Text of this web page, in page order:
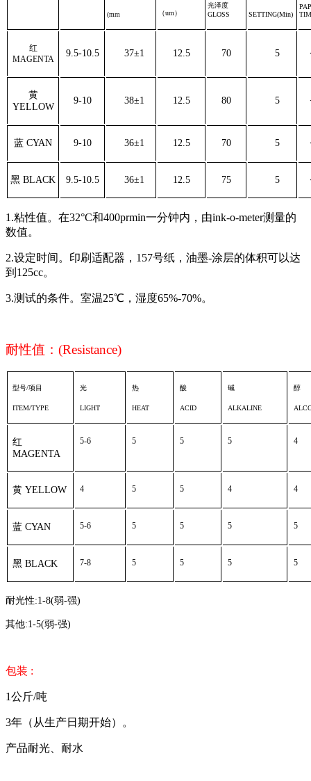
(mm （um）
光泽度
GLOSS
SETTING(Min)
红
MAGENTA
9.5-10.5 37±1 12.5 70 5
黄
YELLOW
9-10 38±1 12.5 80 5
蓝 CYAN 9-10 36±1 12.5 70 5
黑 BLACK 9.5-10.5 36±1 12.5 75 5
1.粘性值。在32°C和400prmin一分钟内，由ink-o-meter测量的
数值。
2.设定时间。印刷适配器，157号纸，油墨-涂层的体积可以达
到125cc。
3.测试的条件。室温25℃，湿度65%-70%。
耐性值： (Resistance)
型号/项目
ITEM/TYPE
光
LIGHT
热
HEAT
酸
ACID
碱
ALKALINE
醇
红
MAGENTA
5-6 5 5 5 4
黄 YELLOW 4 5 5 4 4
蓝 CYAN 5-6 5 5 5 5
黑 BLACK 7-8 5 5 5 5
耐光性:1-8(弱-强)
其他:1-5(弱-强)
包装 :
1公斤/吨
3年（从生产日期开始）。
产品耐光、耐水